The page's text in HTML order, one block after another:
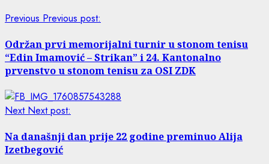
Previous Previous post:
Održan prvi memorijalni turnir u stonom tenisu
“Edin Imamović – Strikan” i 24. Kantonalno
prvenstvo u stonom tenisu za OSI ZDK
Next Next post:
Na današnji dan prije 22 godine preminuo Alija
Izetbegović